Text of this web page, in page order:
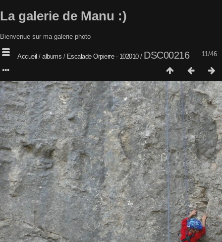
La galerie de Manu :)
Bienvenue sur ma galerie photo
11/46
Accueil / albums / Escalade Orpierre - 102010/ DSC00216